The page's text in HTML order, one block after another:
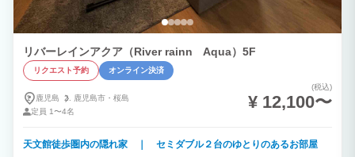
リバーレインアクア（River rainn Aqua）5F
リクエスト予約 オンライン決済
鹿児島 鹿児島市・ 桜島
定員 1〜4名
(税込)
¥ 12,100〜
天文館徒歩圏内の隠れ家 ｜ セミダブル２台のゆとりのあるお部屋